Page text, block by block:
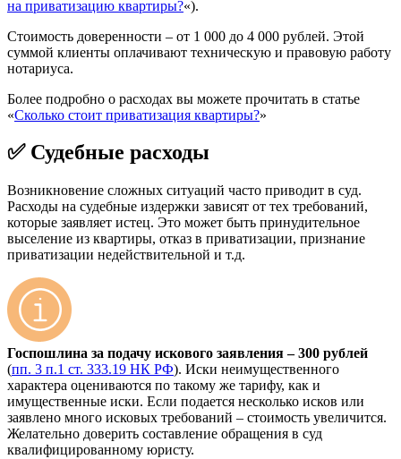
на приватизацию квартиры?«).
Стоимость доверенности – от 1 000 до 4 000 рублей. Этой
суммой клиенты оплачивают техническую и правовую работу
нотариуса.
Более подробно о расходах вы можете прочитать в статье
«Сколько стоит приватизация квартиры?»
✅ Судебные расходы
Возникновение сложных ситуаций часто приводит в суд.
Расходы на судебные издержки зависят от тех требований,
которые заявляет истец. Это может быть принудительное
выселение из квартиры, отказ в приватизации, признание
приватизации недействительной и т.д.
Госпошлина за подачу искового заявления – 300 рублей
(пп. 3 п.1 ст. 333.19 НК РФ). Иски неимущественного
характера оцениваются по такому же тарифу, как и
имущественные иски. Если подается несколько исков или
заявлено много исковых требований – стоимость увеличится.
Желательно доверить составление обращения в суд
квалифицированному юристу.